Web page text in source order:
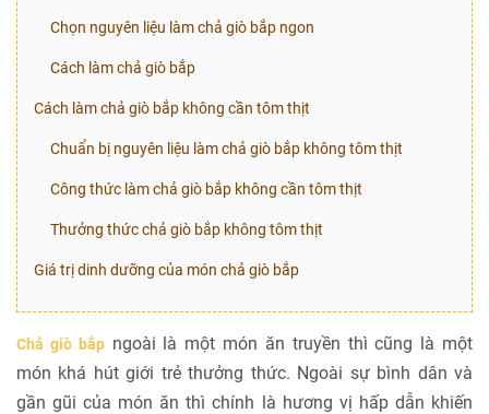
Chọn nguyên liệu làm chả giò bắp ngon
Cách làm chả giò bắp
Cách làm chả giò bắp không cần tôm thịt
Chuẩn bị nguyên liệu làm chả giò bắp không tôm thịt
Công thức làm chả giò bắp không cần tôm thịt
Thưởng thức chả giò bắp không tôm thịt
Giá trị dinh dưỡng của món chả giò bắp
Chả giò bắpngoài là một món ăn truyền thì cũng là một
món khá hút giới trẻ thưởng thức. Ngoài sự bình dân và
gần gũi của món ăn thì chính là hương vị hấp dẫn khiến